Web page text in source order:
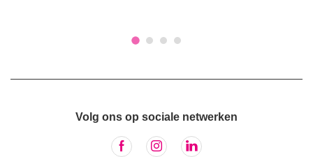
Volg ons op sociale netwerken